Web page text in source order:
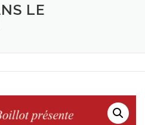
CHAMPIONNAT DE FRANCE
GROUPE F
LE